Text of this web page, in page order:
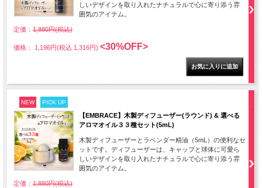
しいデザインを取り入れたナチュラルで心に寄り添う雰
囲気のアイテム。
定価： 1,880円(税込)
価格： 1,196円(税込 1,316円) <30%OFF>
NEW PICK UP
【EMBRACE】木製ディフューザー(ラウンド) & 選べる
アロマオイル３３種セット(5mL)
木製ディフューザーとラベンダー精油（5mL）の便利なセ
ットです。ディフューザーは、キャップと球体に可愛ら
しいデザインを取り入れたナチュラルで心に寄り添う雰
囲気のアイテム。
定価： 1,880円(税込)